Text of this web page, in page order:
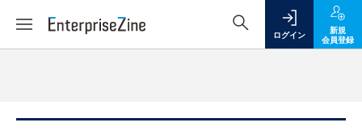
ログイン
新規
会員登録